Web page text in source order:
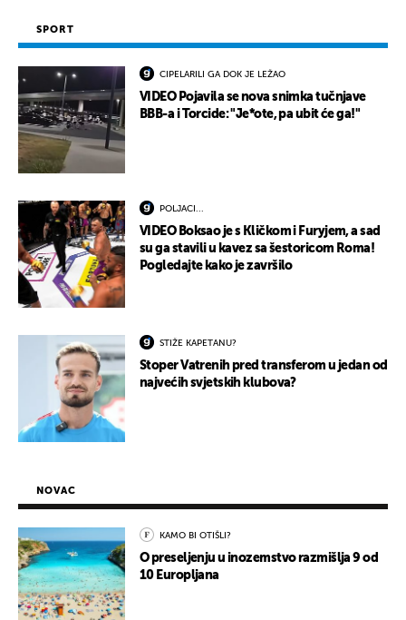
SPORT
CIPELARILI GA DOK JE LEŽAO
VIDEO Pojavila se nova snimka tučnjave
BBB-a i Torcide: "Je*ote, pa ubit će ga!"
POLJACI...
VIDEO Boksao je s Kličkom i Furyjem, a sad
su ga stavili u kavez sa šestoricom Roma!
Pogledajte kako je završilo
STIŽE KAPETANU?
Stoper Vatrenih pred transferom u jedan od
najvećih svjetskih klubova?
NOVAC
KAMO BI OTIŠLI?
O preseljenju u inozemstvo razmišlja 9 od
10 Europljana